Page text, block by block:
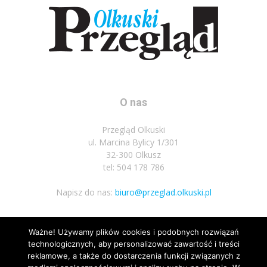
O nas
Przegląd Olkuski
ul. Marcina Bylicy 1/301
32-300 Olkusz
tel: 504 178 786
Napisz do nas: biuro@przeglad.olkuski.pl
Podążaj za nami
Ważne! Używamy plików cookies i podobnych rozwiązań
technologicznych, aby personalizować zawartość i treści
reklamowe, a także do dostarczenia funkcji związanych z